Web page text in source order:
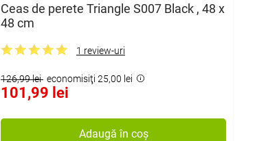
Ceas de perete Triangle S007 Black , 48 x
48 cm
1 review-uri
126,99 lei economisiţi 25,00 lei
101,99 lei
Adaugă în coș